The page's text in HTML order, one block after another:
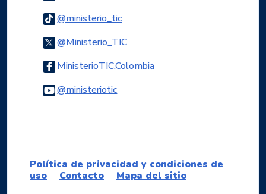
@ministerio_ticLogo Tiktok
@Ministerio_TICLogo Twitter
MinisterioTIC.ColombiaLogo Facebook
@ministerioticLogo Youtube
Política de privacidad y condiciones de
uso
Contacto Mapa del sitio